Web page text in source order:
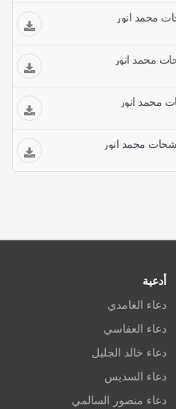
محمد انور
محمد انور
محمد انور
محمد انور
أدعية
دعاء الغامدي
دعاء العفاسي
دعاء خالد الجليل
دعاء السديس
دعاء منصور السالمي